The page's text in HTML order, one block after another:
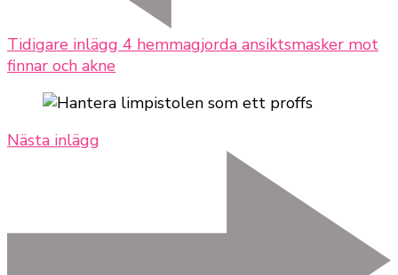
Tidigare inlägg 4 hemmagjorda ansiktsmasker mot
finnar och akne
Nästa inlägg